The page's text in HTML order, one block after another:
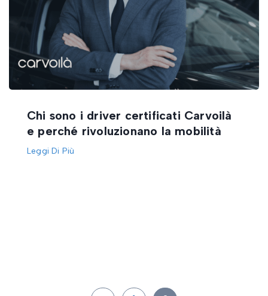
Chi sono i driver certificati Carvoilà
e perché rivoluzionano la mobilità
Leggi Di Più